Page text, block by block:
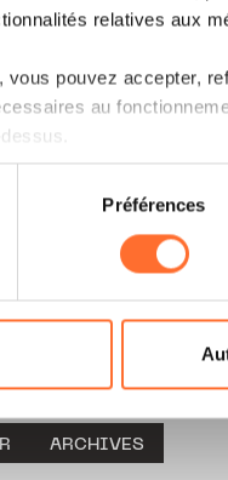
relatives aux
vous pouvez accepter,
au
sur le site et
ou des cookies non
consulter notreCharte
Préférences
!
ARCHIVES